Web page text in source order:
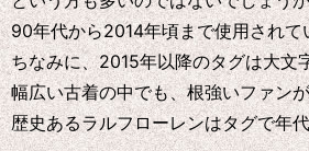
90年代から2014年頃まで使用され
ちなみに、2015年以降のタグは大文
幅広い古着の中でも、根強いファン
歴史あるラルフローレンはタグで年